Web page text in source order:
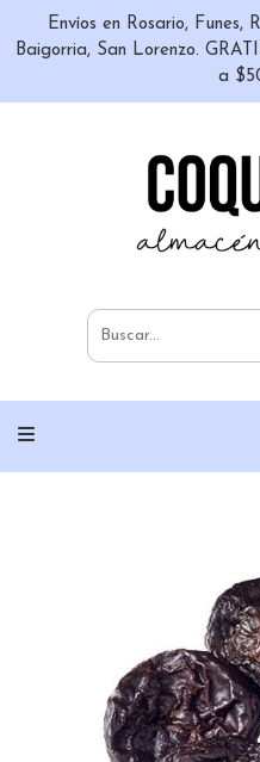
Envíos en Rosario, Funes,
Baigorria, San Lorenzo.
a